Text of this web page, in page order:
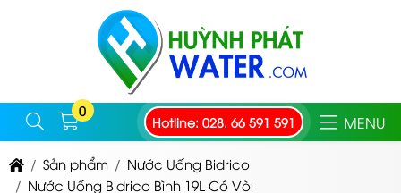
0
Hotline: 028. 66 591 591 MENU
Sản phẩm
Nước Uống Bidrico
Nước Uống Bidrico Bình 19L Có Vòi